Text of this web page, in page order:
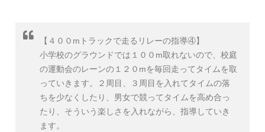
【４００mトラックで走るリレーの指導④】
小学校のグラウンドでは１００m取れないので、校庭
の運動会のレーンの１２０mを毎回走ってタイムを取
っていきます。２周目、３周目を入れてタイムの落
ちを少なくしたり、男女で競ってタイムを高め合っ
たり、そういう楽しさを入れながら、指導していき
ます。